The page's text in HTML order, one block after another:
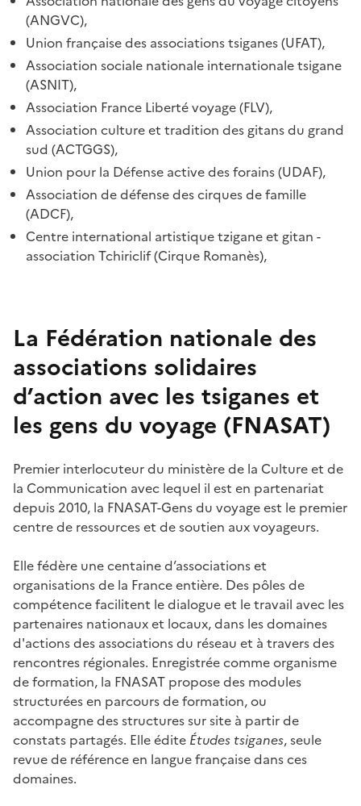
(ANGVC),
Union française des associations tsiganes (UFAT),
Association sociale nationale internationale tsigane
(ASNIT),
Association France Liberté voyage (FLV),
Association culture et tradition des gitans du grand
sud (ACTGGS),
Union pour la Défense active des forains (UDAF),
Association de défense des cirques de famille
(ADCF),
Centre international artistique tzigane et gitan -
association Tchiriclif (Cirque Romanès),
La Fédération nationale des
associations solidaires
d’action avec les tsiganes et
les gens du voyage (FNASAT)
Premier interlocuteur du ministère de la Culture et de
la Communication avec lequel il est en partenariat
depuis 2010, la FNASAT-Gens du voyage est le premier
centre de ressources et de soutien aux voyageurs.
Elle fédère une centaine d’associations et
organisations de la France entière. Des pôles de
compétence facilitent le dialogue et le travail avec les
partenaires nationaux et locaux, dans les domaines
d'actions des associations du réseau et à travers des
rencontres régionales. Enregistrée comme organisme
de formation, la FNASAT propose des modules
structurées en parcours de formation, ou
accompagne des structures sur site à partir de
constats partagés. Elle édite Études tsiganes, seule
revue de référence en langue française dans ces
domaines.